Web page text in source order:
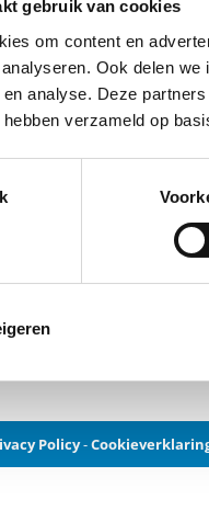
gebruik van cookies
om content en
Ook delen
analyse. Deze
verzameld op
fasen gelegd, om de som
kabelverbinder op de
12.35.11
12.36.11
Policy-